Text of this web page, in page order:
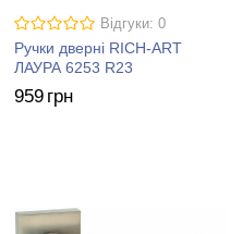
Відгуки: 0
Ручки дверні RICH-ART
ЛАУРА 6253 R23
959 грн